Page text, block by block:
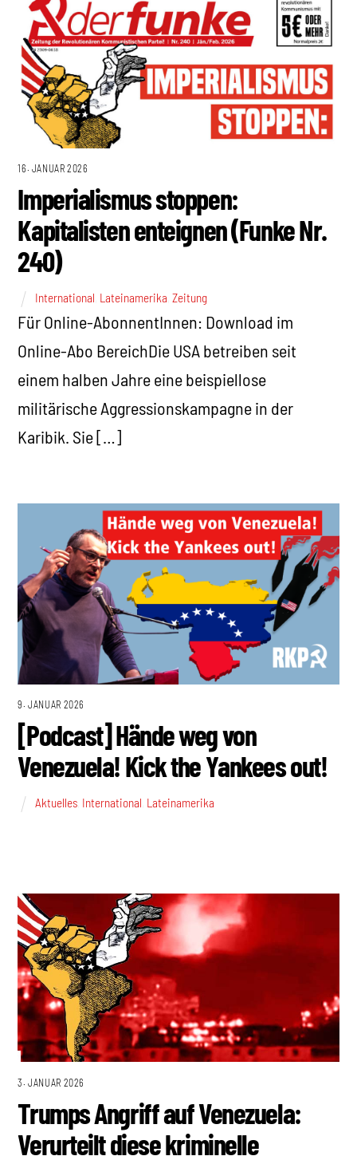
16. JANUAR 2026
Imperialismus stoppen:
Kapitalisten enteignen (Funke Nr.
240)
International Lateinamerika ,Zeitung
Für Online-AbonnentInnen: Download im
Online-Abo BereichDie USA betreiben seit
einem halben Jahre eine beispiellose
militärische Aggressionskampagne in der
Karibik. Sie […]
9. JANUAR 2026
[Podcast] Hände weg von
Venezuela! Kick the Yankees out!
Aktuelles International Lateinamerika
3. JANUAR 2026
Trumps Angriff auf Venezuela:
Verurteilt diese kriminelle